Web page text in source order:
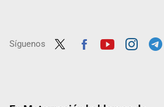
Síguenos